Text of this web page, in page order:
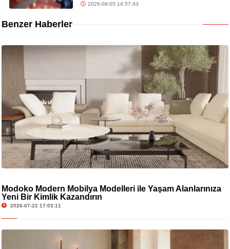
2026-08-05 14:57:43
Benzer Haberler
Modoko Modern Mobilya Modelleri ile Yaşam Alanlarınıza
Yeni Bir Kimlik Kazandırın
2026-07-22 17:03:11